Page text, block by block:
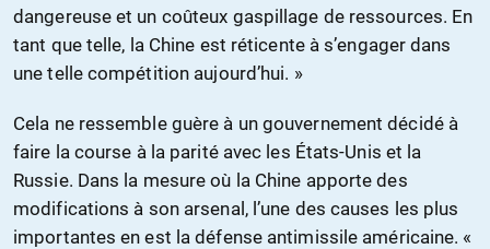
dangereuse et un coûteux gaspillage de ressources. En
tant que telle, la Chine est réticente à s’engager dans
une telle compétition aujourd’hui. »
Cela ne ressemble guère à un gouvernement décidé à
faire la course à la parité avec les États-Unis et la
Russie. Dans la mesure où la Chine apporte des
modifications à son arsenal, l’une des causes les plus
importantes en est la défense antimissile américaine. «